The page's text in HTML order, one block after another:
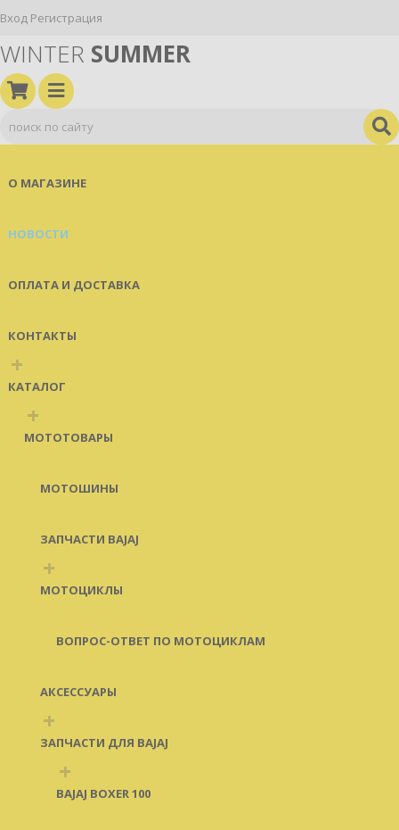
Вход Регистрация
WINTER SUMMER
О МАГАЗИНЕ
НОВОСТИ
ОПЛАТА И ДОСТАВКА
КОНТАКТЫ
+
КАТАЛОГ
+
МОТОТОВАРЫ
МОТОШИНЫ
ЗАПЧАСТИ BAJAJ
+
МОТОЦИКЛЫ
ВОПРОС-ОТВЕТ ПО МОТОЦИКЛАМ
АКСЕССУАРЫ
+
ЗАПЧАСТИ ДЛЯ BAJAJ
+
BAJAJ BOXER 100